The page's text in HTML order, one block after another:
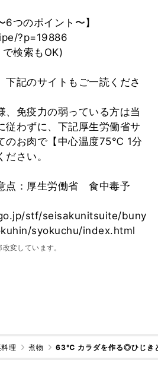
6つのポイント〜】
?p=19886
検索もOK)
下記のサイトもご一読くださ
、免疫力の弱っている方は当
従わずに、下記厚生労働省サ
のお肉で【中心温度75℃ 1分
さい。
点：厚生労働省 食中毒予
stf/seisakunitsuite/buny
syokuchu/index.html
変しています。
理 煮物 63℃ カラダを作る◎ひじき